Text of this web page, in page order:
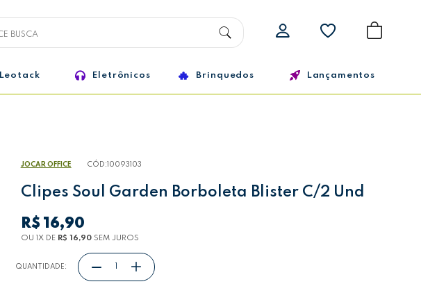
Leotack Eletrônicos Brinquedos Lançamentos
JOCAR OFFICE CÓD: 10093103
Clipes Soul Garden Borboleta Blister C/2 Und
R$ 16,90
OU 1XDE R$ 16,90SEM JUROS
QUANTIDADE: